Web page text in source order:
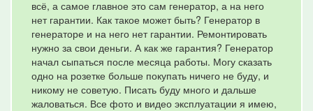
всё, а самое главное это сам генератор, а на него
нет гарантии. Как такое может быть? Генератор в
генераторе и на него нет гарантии. Ремонтировать
нужно за свои деньги. А как же гарантия? Генератор
начал сыпаться после месяца работы. Могу сказать
одно на розетке больше покупать ничего не буду, и
никому не советую. Писать буду много и дальше
жаловаться. Все фото и видео эксплуатации я имею,